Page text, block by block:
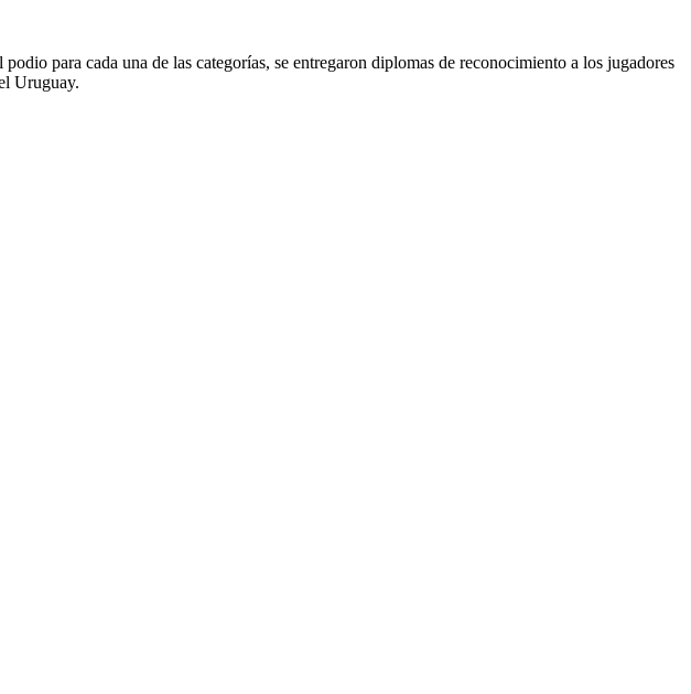
para cada una de las categorías, se entregaron diplomas de reconocimiento a los jugadores
Uruguay.